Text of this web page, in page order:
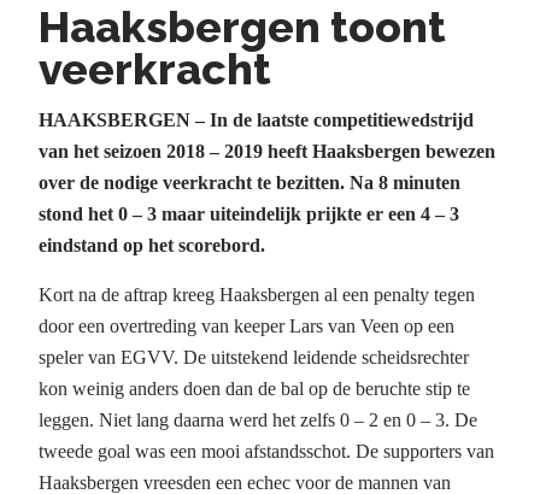
Haaksbergen toont
veerkracht
HAAKSBERGEN – In de laatste competitiewedstrijd
van het seizoen 2018 – 2019 heeft Haaksbergen bewezen
over de nodige veerkracht te bezitten. Na 8 minuten
stond het 0 – 3 maar uiteindelijk prijkte er een 4 – 3
eindstand op het scorebord.
Kort na de aftrap kreeg Haaksbergen al een penalty tegen
door een overtreding van keeper Lars van Veen op een
speler van EGVV. De uitstekend leidende scheidsrechter
kon weinig anders doen dan de bal op de beruchte stip te
leggen. Niet lang daarna werd het zelfs 0 – 2 en 0 – 3. De
tweede goal was een mooi afstandsschot. De supporters van
Haaksbergen vreesden een echec voor de mannen van